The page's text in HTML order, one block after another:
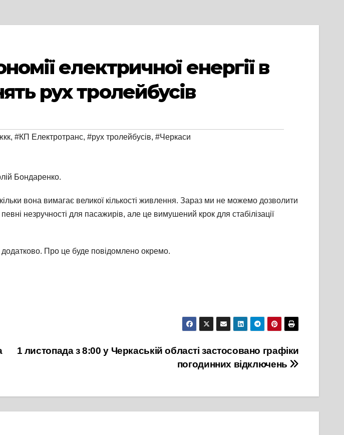
електричної енергії в
рух тролейбусів
, #КП Електротранс, #рух тролейбусів, #Черкаси
Бондаренко.
вона вимагає великої кількості живлення. Зараз ми не можемо дозволити
незручності для пасажирів, але це вимушений крок для стабілізації
Про це буде повідомлено окремо.
1 листопада з 8:00 у Черкаській області застосовано графіки
погодинних відключень